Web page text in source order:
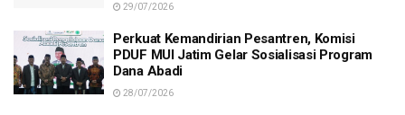
29/07/2026
Perkuat Kemandirian Pesantren, Komisi
PDUF MUI Jatim Gelar Sosialisasi Program
Dana Abadi
28/07/2026